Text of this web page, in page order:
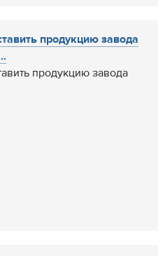
продукцию завода
продукцию завода